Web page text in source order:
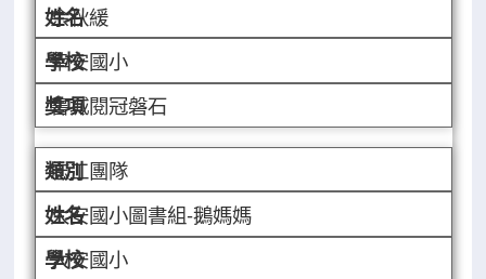
余秋緩
幸安國小
書城閱冠磐石
志工團隊
大安國小圖書組-鵝媽媽
大安國小